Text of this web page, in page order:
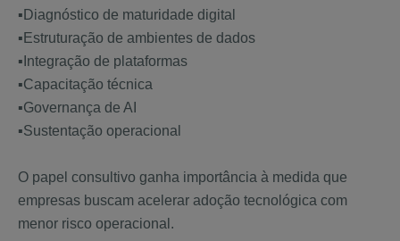
▪️Diagnóstico de maturidade digital
▪️Estruturação de ambientes de dados
▪️Integração de plataformas
▪️Capacitação técnica
▪️Governança de AI
▪️Sustentação operacional
O papel consultivo ganha importância à medida que
empresas buscam acelerar adoção tecnológica com
menor risco operacional.